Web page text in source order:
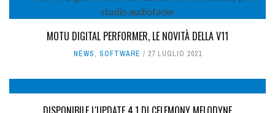
MOTU DIGITAL PERFORMER, LE NOVITÀ DELLA V11
NEWS, SOFTWARE 27 LUGLIO 2021